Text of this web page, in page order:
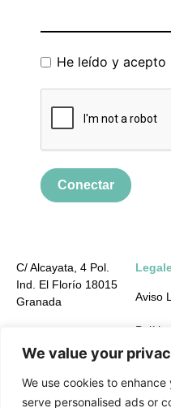
We value your
We use cookies to
serve personalised ads or
He leído y acepto
Conectar
C/ Alcayata, 4 Pol.
Ind. El Florío 18015
Granada
info@greening-
group.com
Aviso
Política